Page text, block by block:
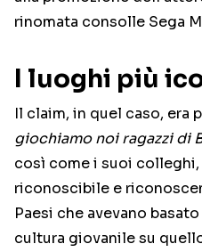
rinomata consolle Sega
I luoghi più
Il claim, in quel caso, era
giochiamo noi ragazzi di
così come i suoi
riconoscibile e
Paesi che avevano
cultura giovanile su